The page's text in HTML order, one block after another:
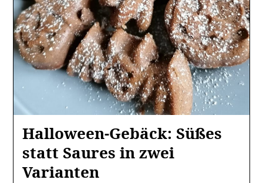
Halloween-Gebäck: Süßes
statt Saures in zwei
Varianten